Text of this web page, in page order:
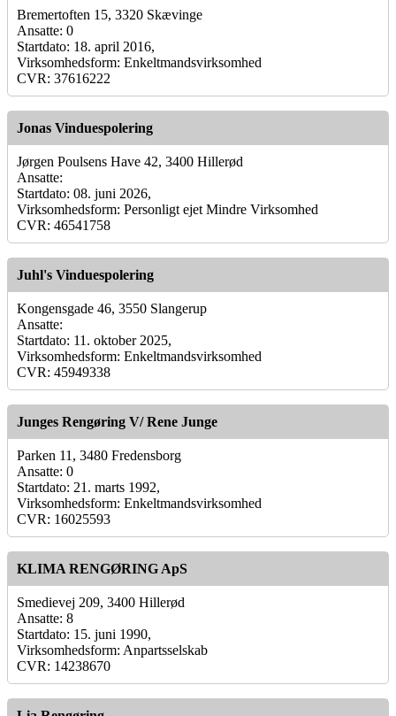
Bremertoften 15, 3320 Skævinge
Ansatte: 0
Startdato: 18. april 2016,
Virksomhedsform: Enkeltmandsvirksomhed
CVR: 37616222
Jonas Vinduespolering
Jørgen Poulsens Have 42, 3400 Hillerød
Ansatte:
Startdato: 08. juni 2026,
Virksomhedsform: Personligt ejet Mindre Virksomhed
CVR: 46541758
Juhl's Vinduespolering
Kongensgade 46, 3550 Slangerup
Ansatte:
Startdato: 11. oktober 2025,
Virksomhedsform: Enkeltmandsvirksomhed
CVR: 45949338
Junges Rengøring V/ Rene Junge
Parken 11, 3480 Fredensborg
Ansatte: 0
Startdato: 21. marts 1992,
Virksomhedsform: Enkeltmandsvirksomhed
CVR: 16025593
KLIMA RENGØRING ApS
Smedievej 209, 3400 Hillerød
Ansatte: 8
Startdato: 15. juni 1990,
Virksomhedsform: Anpartsselskab
CVR: 14238670